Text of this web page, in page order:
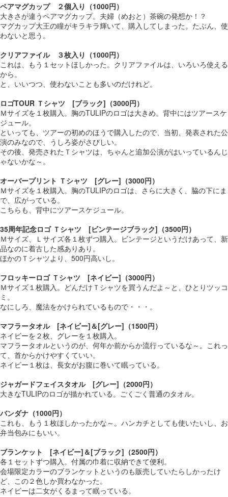
ペアマグカップ ２個入り（1000円）
大きさが違うペアマグカップ。夫婦（めおと）茶碗の発想か！？
マグカップ大王の瞳がキラキラ輝いて、購入してしまった。たぶん、使
わないと思う。
クリアファイル ３枚入り（1000円）
これは、もう１セットほしかった。クリアファイルは、いろいろ使える
から。
と、いいつつ、使わないことも多いのだけれど。
ロゴTOUR Ｔシャツ [ブラック]（3000円）
Ｍサイズを１枚購入。胸のTULIPのロゴは大きめ。背中にはツアースケ
ジュール。
といっても、ツアーの初めのほうで購入したので、当初、発表された公
演のみなので、うしろ姿がさびしい。
その後、発売されたＴシャツは、ちゃんと追加公演がはいっているんじ
ゃないかな～。
オーバープリント Ｔシャツ [グレー]（3000円）
Ｍサイズを１枚購入。胸のTULIPのロゴは、さらに大きく、脇の下にま
で、広がっている。
こちらも、背中にツアースケジュール。
35周年記念ロゴ Ｔシャツ [ビンテージブラック]（3500円）
Ｍサイズ、Ｌサイズ各１枚ずつ購入。ビンテージというだけあって、新
品なのに着古した感ありあり。
ほかのＴシャツより、500円高いし。
フロッキーロゴ Ｔシャツ [ネイビー]（3000円）
Ｍサイズ１枚購入。どんだけＴシャツを買うんだよ～と、ひとりツッコ
ミ。
なにしろ、魔法をかけられているもので・・・。
マフラータオル [ネイビー]＆[グレー]（1500円）
ネイビーを２枚、グレーを１枚購入。
マフラータオルというのが、何年か前からか流行っているな～。これっ
て、首からかけやすくていい。
ネイビー１枚は、長女がお腹に巻いて眠っている。
ジャガードフェイスタオル [グレー]（2000円）
大きなTULIPのロゴが描かれている。ごくごく普通のタオル。
バンダナ（1000円）
これも、もう１枚ほしかったかな～。ハンカチとしても使いたいし、お
弁当包みにもいい。
ブランケット [ネイビー]＆[ブラック]（2500円）
各１セットずつ購入。付属の巾着に収納できて便利。
会場限定カラーのブランケットというのも販売していたらしかったけ
ど、この２色しか買わなかった。
ネイビーは二女がくるまって眠っている。